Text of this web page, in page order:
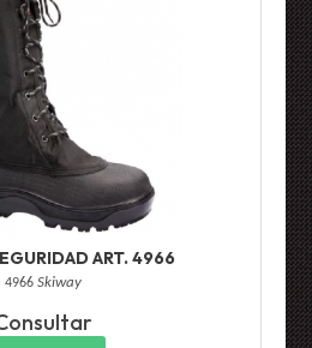
ART. 4966
4966 Skiway